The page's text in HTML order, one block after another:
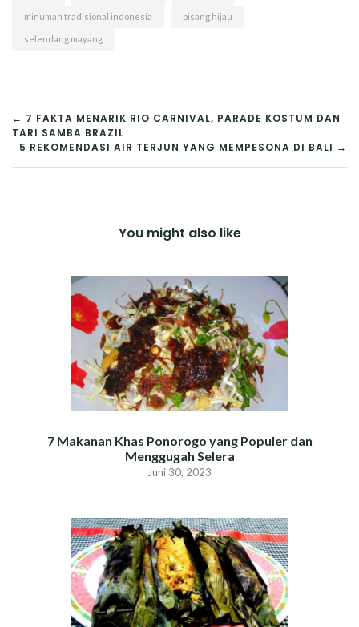
minuman tradisional indonesia pisang hijau
selendang mayang
NAVIGASI
POS
← 7 FAKTA MENARIK RIO CARNIVAL, PARADE KOSTUM DAN
TARI SAMBA BRAZIL
5 REKOMENDASI AIR TERJUN YANG MEMPESONA DI BALI →
You might also like
7 Makanan Khas Ponorogo yang Populer dan
Menggugah Selera
Juni 30, 2023